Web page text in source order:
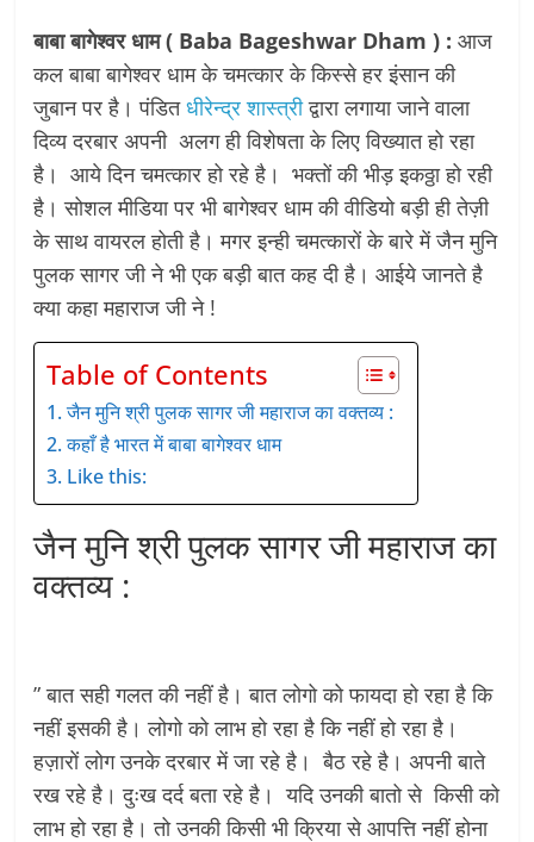
बाबा बागेश्वर धाम ( Baba Bageshwar Dham ) : आज
कल बाबा बागेश्वर धाम के चमत्कार के किस्से हर इंसान की
जुबान पर है। पंडितधीरेन्द्र शास्त्रीद्वारा लगाया जाने वाला
दिव्य दरबार अपनी अलग ही विशेषता के लिए विख्यात हो रहा
है। आये दिन चमत्कार हो रहे है। भक्तों की भीड़ इकठ्ठा हो रही
है। सोशल मीडिया पर भी बागेश्वर धाम की वीडियो बड़ी ही तेज़ी
के साथ वायरल होती है। मगर इन्ही चमत्कारों के बारे में जैन मुनि
पुलक सागर जी ने भी एक बड़ी बात कह दी है। आईये जानते है
क्या कहा महाराज जी ने !
Table of Contents
जैन मुनि श्री पुलक सागर जी महाराज का वक्तव्य :
कहाँ है भारत में बाबा बागेश्वर धाम
Like this:
जैन मुनि श्री पुलक सागर जी महाराज का
वक्तव्य :
” बात सही गलत की नहीं है। बात लोगो को फायदा हो रहा है कि
नहीं इसकी है। लोगो को लाभ हो रहा है कि नहीं हो रहा है।
हज़ारों लोग उनके दरबार में जा रहे है। बैठ रहे है। अपनी बाते
रख रहे है। दुःख दर्द बता रहे है। यदि उनकी बातो से किसी को
लाभ हो रहा है। तो उनकी किसी भी क्रिया से आपत्ति नहीं होना